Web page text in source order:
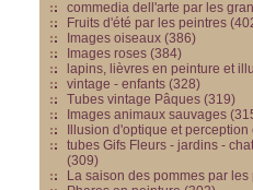
commedia dell'arte par les
Fruits d'été par les peintres
Images oiseaux (386)
Images roses (384)
lapins, lièvres en peinture et
vintage - enfants (328)
Tubes vintage Pâques (319)
Images animaux sauvages
Illusion d'optique et
tubes Gifs Fleurs - jardins -
(309)
La saison des pommes par les